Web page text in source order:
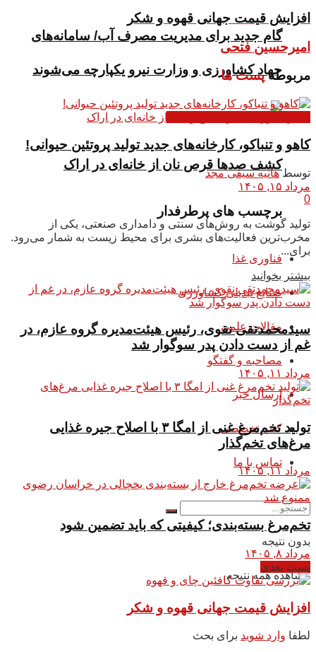
گام جدید برای مدیریت مصرف آب/ سامانه‌های
جهاد کشاورزی و وزارت نیرو یکپارچه می‌شوند
کشف صدها قرص نان از خانه‌ای در اراک
برچسب های پرطرفدار
فناوری غذا
صنایع تبدیلی کشاورزی
مقالات علمی
مصاحبه و گفتگو
ارسال خبر
کتب تخصصی
تماس با ما
بدون نتیجه
مشاهده همه نتیجه
افزایش قیمت جهانی قهوه و شکر
امیرحسین فتحی
مربوطهپست ها
کاهو و تنباکو، کارخانه‌های جدید تولید پروتئین حیوانی!
توسط هانیه سیفی مجد
مرداد ۱۵, ۱۴۰۵
0
تولید گوشت به روش‌های سنتی و دامداری صنعتی، یکی از
مخرب‌ترین فعالیت‌های بشری برای محیط زیست به شمار می‌رود.
برای...
بیشتر بخوانید
سیدمحمدتقی نقوی، رئیس هیئت‌مدیره گروه عازم، در
غم از دست دادن پدر سوگوار شد
مرداد ۱۱, ۱۴۰۵
تولید تخم‌مرغ غنی از امگا ۳ با اصلاح جیره غذایی
مرغ‌های تخم‌گذار
مرداد ۱۱, ۱۴۰۵
تخم‌مرغ بسته‌بندی؛ کیفیتی که باید تضمین شود
مرداد ۸, ۱۴۰۵
پست بعدی
افزایش قیمت جهانی قهوه و شکر
لطفا وارد شوید برای بحث